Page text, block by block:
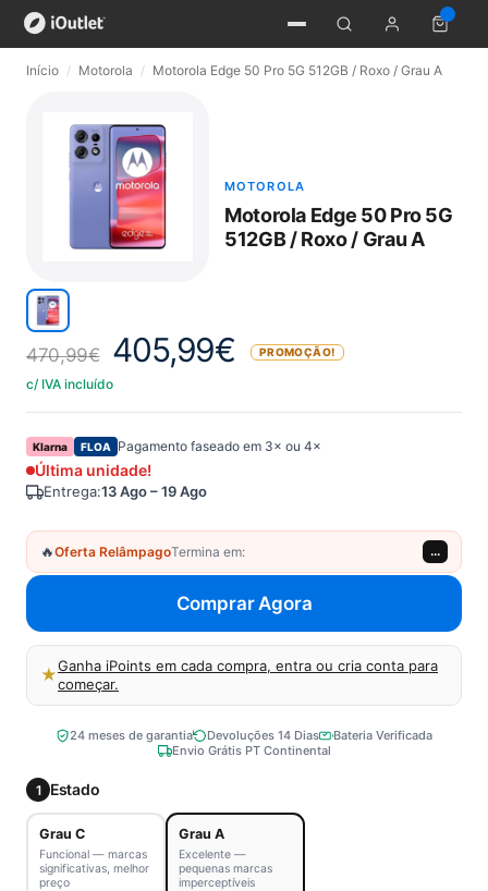
Início / Motorola / Motorola Edge 50 Pro 5G 512GB / Roxo / Grau A
MOTOROLA
Motorola Edge 50 Pro 5G
512GB / Roxo / Grau A
470,99€ 405,99€ PROMOÇÃO!
c/ IVA incluído
Klarna FLOA Pagamento faseado em 3× ou 4×
Última unidade!
Entrega:13 Ago – 19 Ago
🔥Oferta RelâmpagoTermina em: ...
Comprar Agora
★Ganha iPoints em cada compra, entra ou cria conta para
começar.
24 meses de garantia Devoluções 14 Dias
Bateria Verificada
Envio Grátis PT Continental
1 Estado
Grau C
Funcional — marcas
significativas, melhor
preço
Grau A
Excelente —
pequenas marcas
imperceptíveis